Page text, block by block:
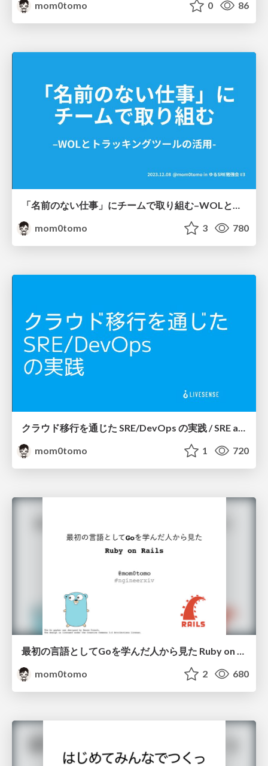
mom0tomo
0 86
「名前のない仕事」にチームで取り組む–WOLとトラッキングツールの活用- / The SRE team's approach to unnamed work
mom0tomo
3 780
クラウド移行を通じた SRE/DevOps の実践 / SRE and DevOps Practice in Cloud Migration
mom0tomo
1 720
最初の言語としてGoを学んだ人から見た Ruby on Rails
mom0tomo
2 680